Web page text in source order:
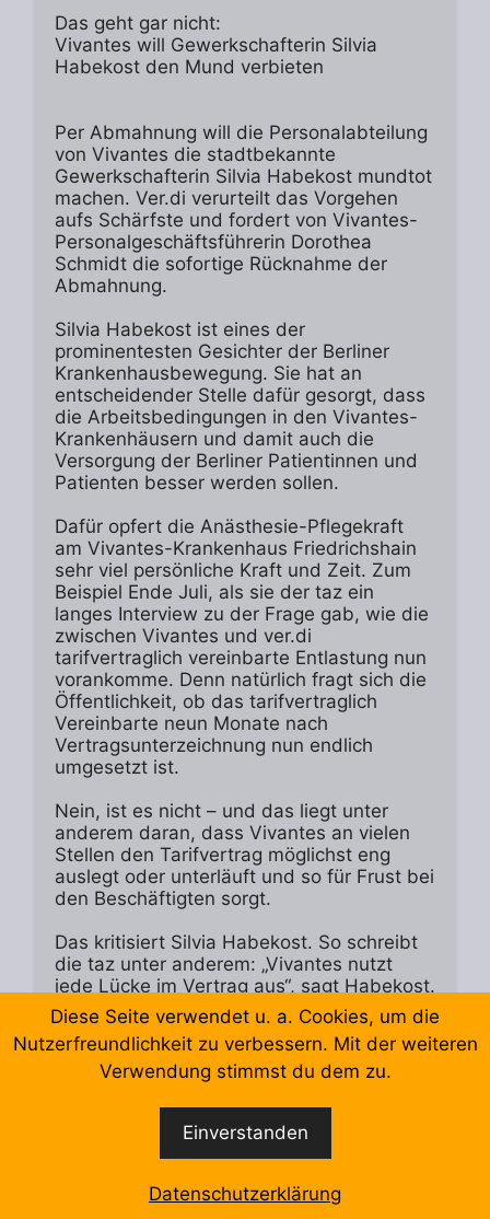
Das geht gar nicht:
Vivantes will Gewerkschafterin Silvia
Habekost den Mund verbieten
Per Abmahnung will die Personalabteilung
von Vivantes die stadtbekannte
Gewerkschafterin Silvia Habekost mundtot
machen. Ver.di verurteilt das Vorgehen
aufs Schärfste und fordert von Vivantes-
Personalgeschäftsführerin Dorothea
Schmidt die sofortige Rücknahme der
Abmahnung.
Silvia Habekost ist eines der
prominentesten Gesichter der Berliner
Krankenhausbewegung. Sie hat an
entscheidender Stelle dafür gesorgt, dass
die Arbeitsbedingungen in den Vivantes-
Krankenhäusern und damit auch die
Versorgung der Berliner Patientinnen und
Patienten besser werden sollen.
Dafür opfert die Anästhesie-Pflegekraft
am Vivantes-Krankenhaus Friedrichshain
sehr viel persönliche Kraft und Zeit. Zum
Beispiel Ende Juli, als sie der taz ein
langes Interview zu der Frage gab, wie die
zwischen Vivantes und ver.di
tarifvertraglich vereinbarte Entlastung nun
vorankomme. Denn natürlich fragt sich die
Öffentlichkeit, ob das tarifvertraglich
Vereinbarte neun Monate nach
Vertragsunterzeichnung nun endlich
umgesetzt ist.
Nein, ist es nicht – und das liegt unter
anderem daran, dass Vivantes an vielen
Stellen den Tarifvertrag möglichst eng
auslegt oder unterläuft und so für Frust bei
den Beschäftigten sorgt.
Das kritisiert Silvia Habekost. So schreibt
die taz unter anderem: „Vivantes nutzt
jede Lücke im Vertrag aus“, sagt Habekost.
Tagtäglich müssten Arbeiterinnen für
Sachen streiten, die sie eigentlich längst
erkämpft haben. „Es ist zum Kotzen“, so
Habekosts Urteil.
Abmahnung erhalten, unberechtigt, wie
ver.di-Juristinnen geprüft haben. „Das
Vorgehen der Personalabteilung
verurteilen wir aufs Schärfste. Hier
Diese Seite verwendet u. a. Cookies, um die
Nutzerfreundlichkeit zu verbessern. Mit der weiteren
Verwendung stimmst du dem zu.
Einverstanden
Datenschutzerklärung